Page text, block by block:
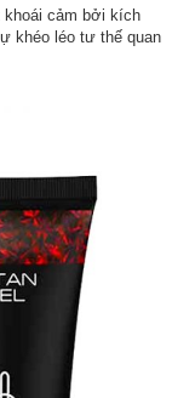
khoái cảm bởi kích
khéo léo tư thế quan